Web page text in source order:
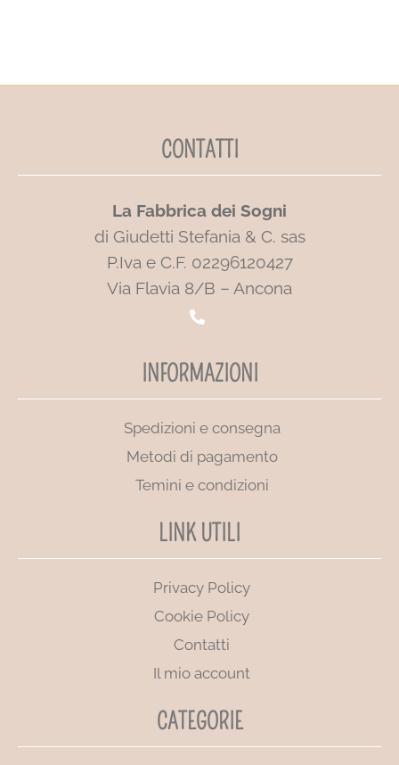
CONTATTI
La Fabbrica dei Sogni
di Giudetti Stefania & C. sas
P.Iva e C.F. 02296120427
Via Flavia 8/B – Ancona
INFORMAZIONI
Spedizioni e consegna
Metodi di pagamento
Temini e condizioni
LINK UTILI
Privacy Policy
Cookie Policy
Contatti
Il mio account
CATEGORIE